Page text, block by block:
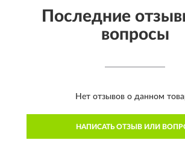
Последние
вопросы
Нет отзывов о данном
НАПИСАТЬ ОТЗЫВ ИЛИ